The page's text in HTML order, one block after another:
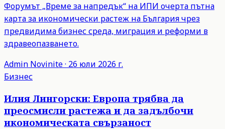
Форумът „Време за напредък“ на ИПИ очерта пътна
карта за икономически растеж на България чрез
предвидима бизнес среда, миграция и реформи в
здравеопазването.
Admin Novinite· 26 юли 2026 г.
Бизнес
Илия Лингорски: Европа трябва да
преосмисли растежа и да задълбочи
икономическата свързаност